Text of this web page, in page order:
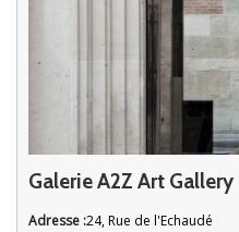
Galerie A2Z Art Gallery
Adresse :24, Rue de l'Echaudé